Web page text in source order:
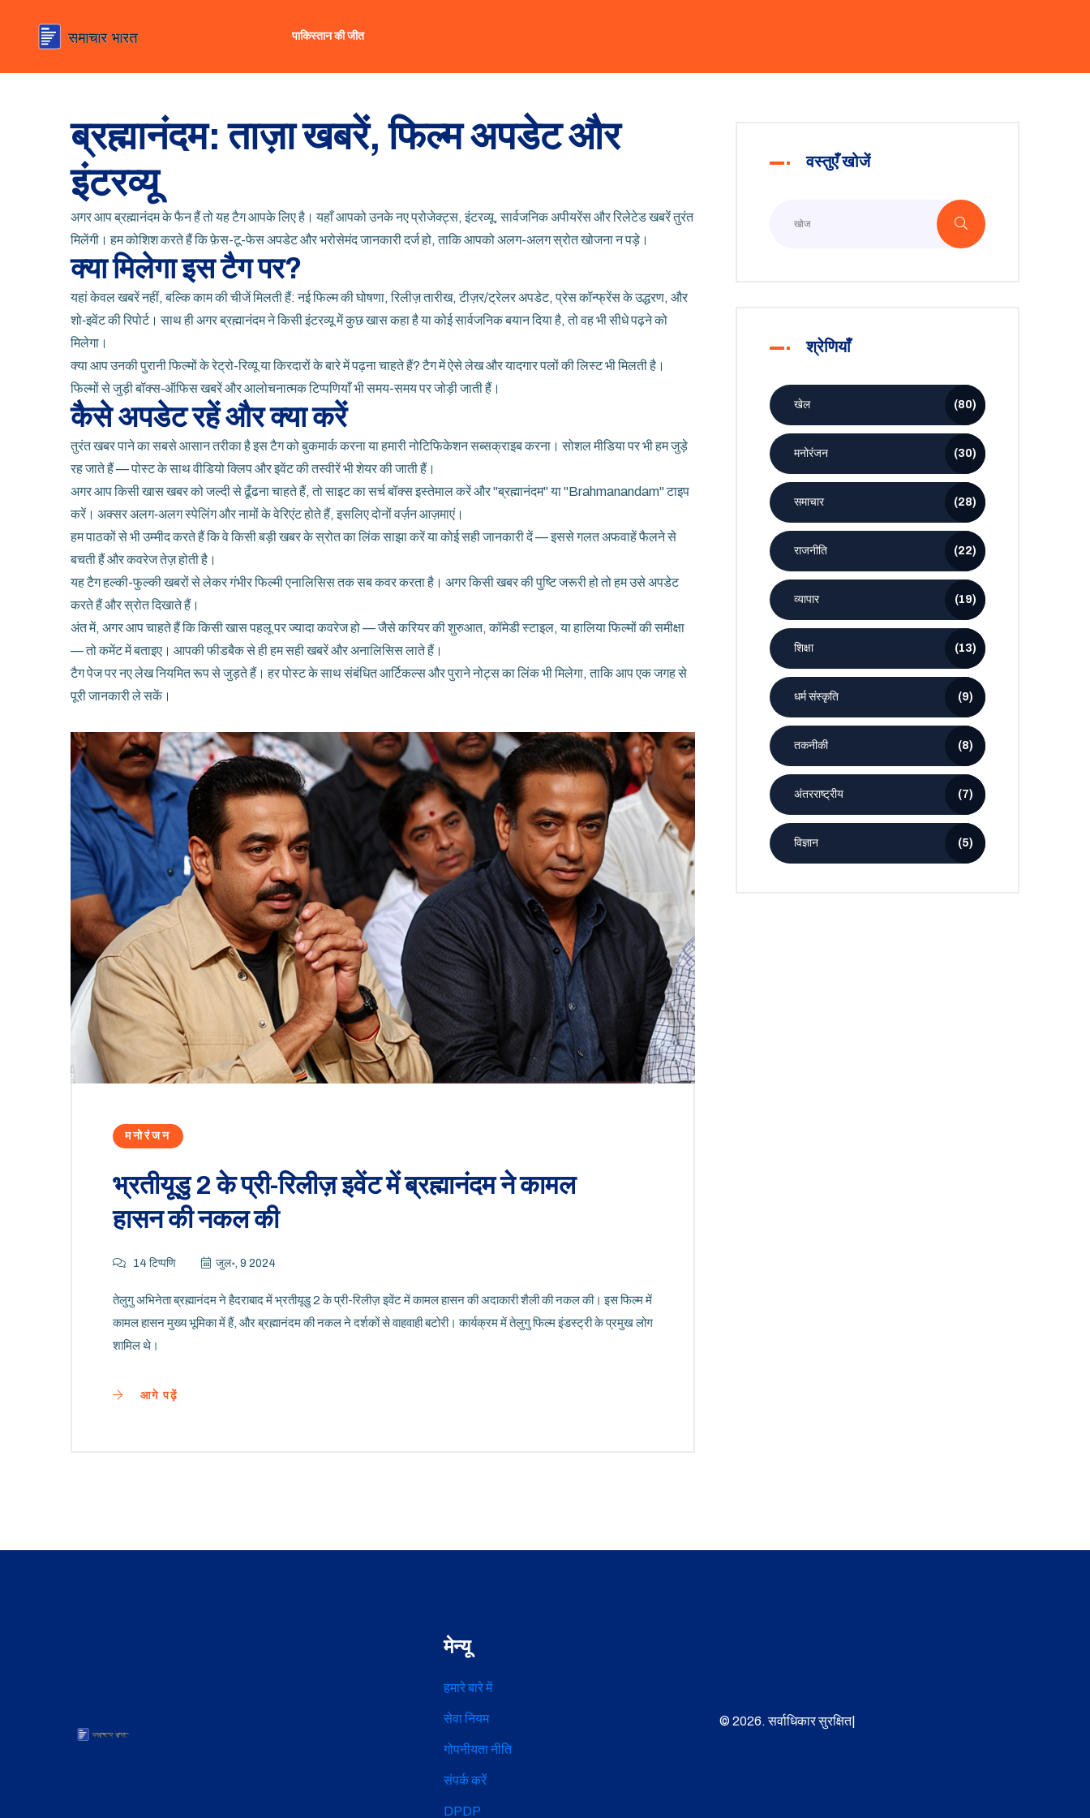
पाकिस्तान की जीत
ब्रह्मानंदम: ताज़ा खबरें, फिल्म अपडेट और
इंटरव्यू
अगर आप ब्रह्मानंदम के फैन हैं तो यह टैग आपके लिए है। यहाँ आपको उनके नए प्रोजेक्ट्स, इंटरव्यू, सार्वजनिक अपीयरेंस और रिलेटेड खबरें तुरंत
मिलेंगी। हम कोशिश करते हैं कि फ़ेस-टू-फेस अपडेट और भरोसेमंद जानकारी दर्ज हो, ताकि आपको अलग-अलग स्रोत खोजना न पड़े।
क्या मिलेगा इस टैग पर?
यहां केवल खबरें नहीं, बल्कि काम की चीजें मिलती हैं: नई फिल्म की घोषणा, रिलीज़ तारीख, टीज़र/ट्रेलर अपडेट, प्रेस कॉन्फ्रेंस के उद्धरण, और
शो‑इवेंट की रिपोर्ट। साथ ही अगर ब्रह्मानंदम ने किसी इंटरव्यू में कुछ खास कहा है या कोई सार्वजनिक बयान दिया है, तो वह भी सीधे पढ़ने को
मिलेगा।
क्या आप उनकी पुरानी फिल्मों के रेट्रो-रिव्यू या किरदारों के बारे में पढ़ना चाहते हैं? टैग में ऐसे लेख और यादगार पलों की लिस्ट भी मिलती है।
फिल्मों से जुड़ी बॉक्स‑ऑफिस खबरें और आलोचनात्मक टिप्पणियाँ भी समय-समय पर जोड़ी जाती हैं।
कैसे अपडेट रहें और क्या करें
तुरंत खबर पाने का सबसे आसान तरीका है इस टैग को बुकमार्क करना या हमारी नोटिफिकेशन सब्सक्राइब करना। सोशल मीडिया पर भी हम जुड़े
रह जाते हैं — पोस्ट के साथ वीडियो क्लिप और इवेंट की तस्वीरें भी शेयर की जाती हैं।
अगर आप किसी खास खबर को जल्दी से ढूँढना चाहते हैं, तो साइट का सर्च बॉक्स इस्तेमाल करें और "ब्रह्मानंदम" या "Brahmanandam" टाइप
करें। अक्सर अलग‑अलग स्पेलिंग और नामों के वेरिएंट होते हैं, इसलिए दोनों वर्ज़न आज़माएं।
हम पाठकों से भी उम्मीद करते हैं कि वे किसी बड़ी खबर के स्रोत का लिंक साझा करें या कोई सही जानकारी दें — इससे गलत अफवाहें फैलने से
बचती हैं और कवरेज तेज़ होती है।
यह टैग हल्की-फुल्की खबरों से लेकर गंभीर फिल्मी एनालिसिस तक सब कवर करता है। अगर किसी खबर की पुष्टि जरूरी हो तो हम उसे अपडेट
करते हैं और स्रोत दिखाते हैं।
अंत में, अगर आप चाहते हैं कि किसी खास पहलू पर ज्यादा कवरेज हो — जैसे करियर की शुरुआत, कॉमेडी स्टाइल, या हालिया फिल्मों की समीक्षा
— तो कमेंट में बताइए। आपकी फीडबैक से ही हम सही खबरें और अनालिसिस लाते हैं।
टैग पेज पर नए लेख नियमित रूप से जुड़ते हैं। हर पोस्ट के साथ संबंधित आर्टिकल्स और पुराने नोट्स का लिंक भी मिलेगा, ताकि आप एक जगह से
पूरी जानकारी ले सकें।
मनोरंजन
भ्रतीयूडु 2 के प्री-रिलीज़ इवेंट में ब्रह्मानंदम ने कामल
हासन की नकल की
14 टिप्पणि जुल॰, 9 2024
तेलुगु अभिनेता ब्रह्मानंदम ने हैदराबाद में भ्रतीयूडु 2 के प्री-रिलीज़ इवेंट में कामल हासन की अदाकारी शैली की नकल की। इस फिल्म में
कामल हासन मुख्य भूमिका में हैं, और ब्रह्मानंदम की नकल ने दर्शकों से वाहवाही बटोरी। कार्यक्रम में तेलुगु फिल्म इंडस्ट्री के प्रमुख लोग
शामिल थे।
आगे पढ़ें
वस्तुएँ खोजें
श्रेणियाँ
खेल (80)
मनोरंजन (30)
समाचार (28)
राजनीति (22)
व्यापार (19)
शिक्षा (13)
धर्म संस्कृति (9)
तकनीकी (8)
अंतरराष्ट्रीय (7)
विज्ञान (5)
मेन्यू
हमारे बारे में
सेवा नियम
गोपनीयता नीति
संपर्क करें
DPDP
© 2026. सर्वाधिकार सुरक्षित|